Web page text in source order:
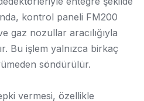
kontrol paneli FM200
gaz nozullar aracılığıyla
Bu işlem yalnızca birkaç
söndürülür.
vermesi, özellikle